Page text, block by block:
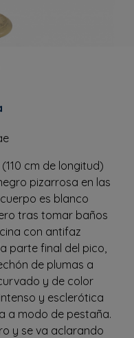
cm de longitud)
pizarrosa en las
es blanco
tras tomar baños
con antifaz
parte final del pico,
de plumas a
y de color
y esclerótica
a modo de pestaña.
y se va aclarando